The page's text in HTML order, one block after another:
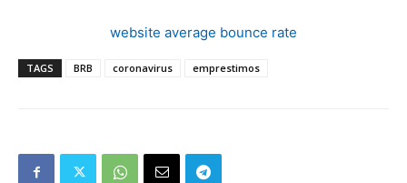
website average bounce rate
TAGS BRB coronavirus emprestimos